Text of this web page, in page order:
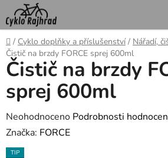
Přejít
na
obsah
Domů
/ Cyklo doplňky a příslušenství / Nářadí,
Čistič na brzdy FORCE sprej 600ml
Čistič na brzdy
sprej 600ml
Průměrné
hodnocení
produktu
Neohodnoceno Podrobnosti
Značka: FORCE
TIP